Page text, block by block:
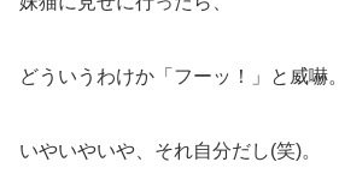
どういうわけか「フーッ！」と威嚇。
いやいやいや、それ自分だし(笑)。